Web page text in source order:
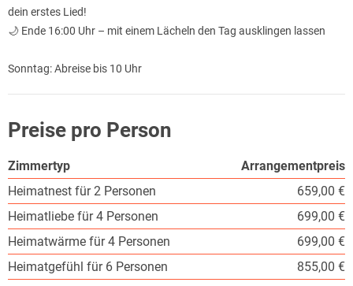
dein erstes Lied!
🌙 Ende 16:00 Uhr – mit einem Lächeln den Tag ausklingen lassen
Sonntag: Abreise bis 10 Uhr
Preise pro Person
Zimmertyp
Arrangementpreis
Heimatnest für 2 Personen
659,00 €
Heimatliebe für 4 Personen
699,00 €
Heimatwärme für 4 Personen
699,00 €
Heimatgefühl für 6 Personen
855,00 €